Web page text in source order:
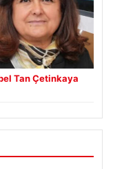
Tan Çetinkaya